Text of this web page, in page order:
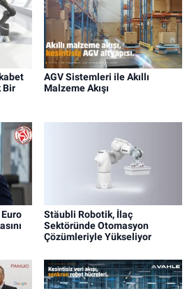
Bir
AGV Sistemleri ile Akıllı
Malzeme Akışı
Stäubli Robotik, İlaç
Sektöründe Otomasyon
Çözümleriyle Yükseliyor